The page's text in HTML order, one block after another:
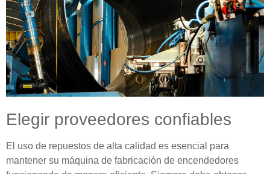
Elegir proveedores confiables
El uso de repuestos de alta calidad es esencial para
mantener su máquina de fabricación de encendedores